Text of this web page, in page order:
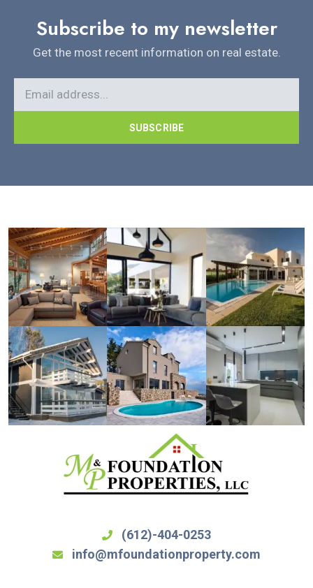
Subscribe to my newsletter
Get the most recent information on real estate.
SUBSCRIBE
(612)-404-0253
info@mfoundationproperty.com